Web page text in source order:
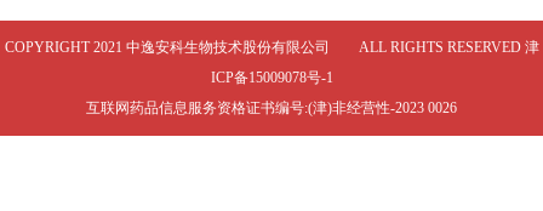
COPYRIGHT 2021 中逸安科生物技术股份有限公司 ALL RIGHTS RESERVED 津
ICP备15009078号-1
互联网药品信息服务资格证书编号:(津)非经营性-2023 0026